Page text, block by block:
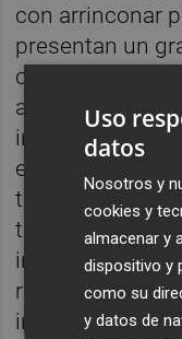
con arrinconar
presentan un
cuidamos del
agrícola.
inmaterial de
en la memoria
tradición, han
trata de una
interesante que
reflexiona el Dr.
investigadores
Uso
datos
Nosotros y
cookies y
almacenar y
dispositivo y
como su
y datos de